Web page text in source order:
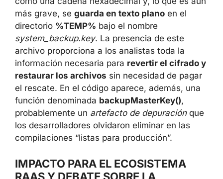
más grave, se guarda en texto plano en el
directorio %TEMP% bajo el nombre
system_backup.key. La presencia de este
archivo proporciona a los analistas toda la
información necesaria para revertir el cifrado y
restaurar los archivos sin necesidad de pagar
el rescate. En el código aparece, además, una
función denominada backupMasterKey(),
probablemente un artefacto de depuraciónque
los desarrolladores olvidaron eliminar en las
compilaciones “listas para producción”.
IMPACTO PARA EL ECOSISTEMA
RAAS Y DEBATE SOBRE LA